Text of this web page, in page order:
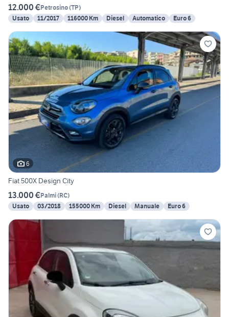
12.000 €Petrosino(TP)
Usato
11/2017 116000 Km Diesel Automatico Euro 6
6
Fiat 500X Design City
13.000 €Palmi(RC)
Usato
03/2018 155000 Km Diesel Manuale Euro 6